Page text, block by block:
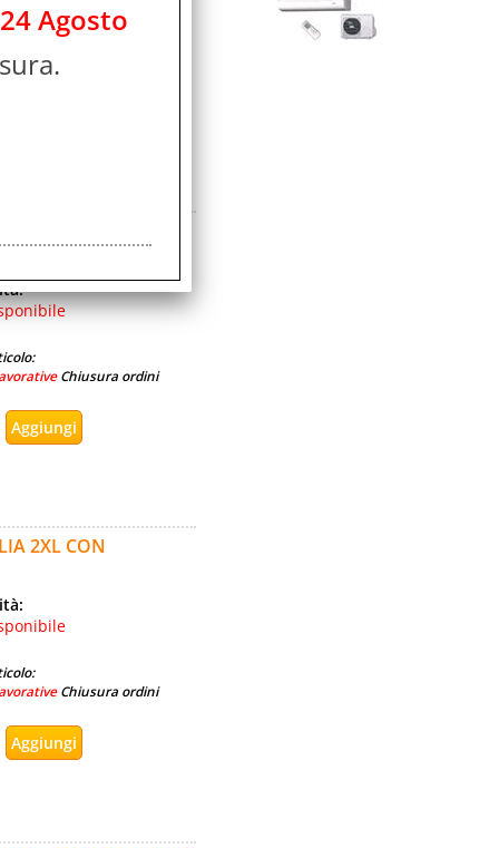
Chiusura ordini
2XL CON
Chiusura ordini
Agosto